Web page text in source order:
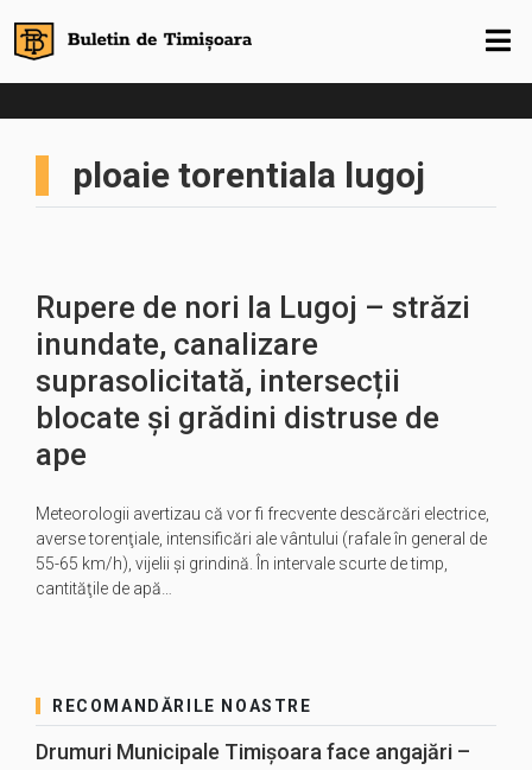
ploaie torentiala lugoj
Rupere de nori la Lugoj – străzi
inundate, canalizare
suprasolicitată, intersecții
blocate și grădini distruse de
ape
Meteorologii avertizau că vor fi frecvente descărcări electrice,
averse torenţiale, intensificări ale vântului (rafale în general de
55-65 km/h), vijelii şi grindină. În intervale scurte de timp,
cantităţile de apă…
RECOMANDĂRILE NOASTRE
Drumuri Municipale Timișoara face angajări –